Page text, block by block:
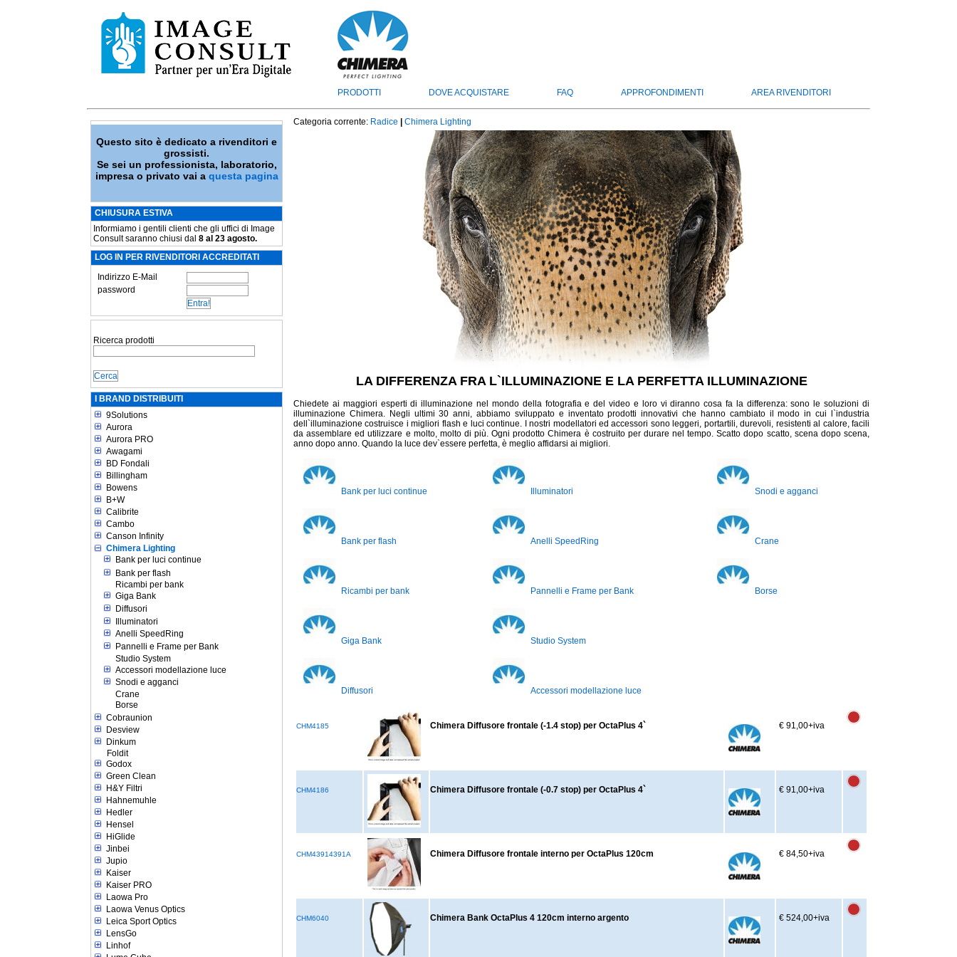
PRODOTTI DOVE ACQUISTARE FAQ APPROFONDIMENTI AREA RIVENDITORI
Questo sito è dedicato a rivenditori e
grossisti.
Se sei un professionista, laboratorio,
impresa o privato vai a questa pagina
CHIUSURA ESTIVA
Informiamo i gentili clienti che gli uffici di Image
Consult saranno chiusi dal 8 al 23 agosto.
LOG IN PER RIVENDITORI ACCREDITATI
Indirizzo E-Mail
password
Ricerca prodotti
I BRAND DISTRIBUITI
9Solutions
Aurora
Aurora PRO
Awagami
BD Fondali
Billingham
Bowens
B+W
Calibrite
Cambo
Canson Infinity
Chimera Lighting
Bank per luci continue
Bank per flash
Ricambi per bank
Giga Bank
Diffusori
Illuminatori
Anelli SpeedRing
Pannelli e Frame per Bank
Studio System
Accessori modellazione luce
Snodi e agganci
Crane
Borse
Cobraunion
Desview
Dinkum
Foldit
Godox
Green Clean
H&Y Filtri
Hahnemuhle
Hedler
Hensel
HiGlide
Jinbei
Jupio
Kaiser
Kaiser PRO
Laowa Pro
Laowa Venus Optics
Leica Sport Optics
LensGo
Linhof
Categoria corrente: Radice Chimera Lighting
LA DIFFERENZA FRA L`ILLUMINAZIONE E LA PERFETTA ILLUMINAZIONE
Chiedete ai maggiori esperti di illuminazione nel mondo della fotografia e del video e loro vi diranno cosa fa la differenza: sono le soluzioni di
illuminazione Chimera. Negli ultimi 30 anni, abbiamo sviluppato e inventato prodotti innovativi che hanno cambiato il modo in cui l`industria
dell`illuminazione costruisce i migliori flash e luci continue. I nostri modellatori ed accessori sono leggeri, portartili, durevoli, resistenti al calore, facili
da assemblare ed utilizzare e molto, molto di più. Ogni prodotto Chimera è costruito per durare nel tempo. Scatto dopo scatto, scena dopo scena,
anno dopo anno. Quando la luce dev`essere perfetta, è meglio affidarsi ai migliori.
Bank per luci continue Illuminatori Snodi e agganci
Bank per flash Anelli SpeedRing Crane
Ricambi per bank Pannelli e Frame per Bank Borse
Giga Bank Studio System
Diffusori Accessori modellazione luce
CHM4185 Chimera Diffusore frontale (-1.4 stop) per OctaPlus 4` € 91,00+iva
CHM4186 Chimera Diffusore frontale (-0.7 stop) per OctaPlus 4` € 91,00+iva
CHM43914391A Chimera Diffusore frontale interno per OctaPlus 120cm € 84,50+iva
CHM6040 Chimera Bank OctaPlus 4 120cm interno argento € 524,00+iva